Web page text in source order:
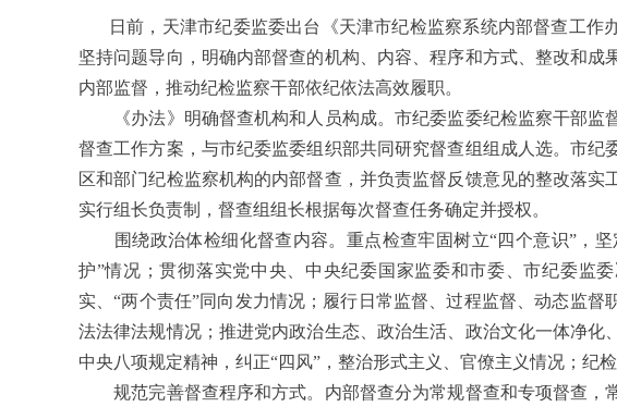
日前，天津市纪委监委出台《天津市纪检监察系统内部督查工作
坚持问题导向，明确内部督查的机构、内容、程序和方式、整改和成
内部监督，推动纪检监察干部依纪依法高效履职。
《办法》明确督查机构和人员构成。市纪委监委纪检监察干部监
督查工作方案，与市纪委监委组织部共同研究督查组组成人选。市纪
区和部门纪检监察机构的内部督查，并负责监督反馈意见的整改落实
实行组长负责制，督查组组长根据每次督查任务确定并授权。
围绕政治体检细化督查内容。重点检查牢固树立“四个意识”，坚
护”情况；贯彻落实党中央、中央纪委国家监委和市委、市纪委监
实、“两个责任”同向发力情况；履行日常监督、过程监督、动态监督
法法律法规情况；推进党内政治生态、政治生活、政治文化一体净化
中央八项规定精神，纠正“四风”，整治形式主义、官僚主义情况；纪
规范完善督查程序和方式。内部督查分为常规督查和专项督查，